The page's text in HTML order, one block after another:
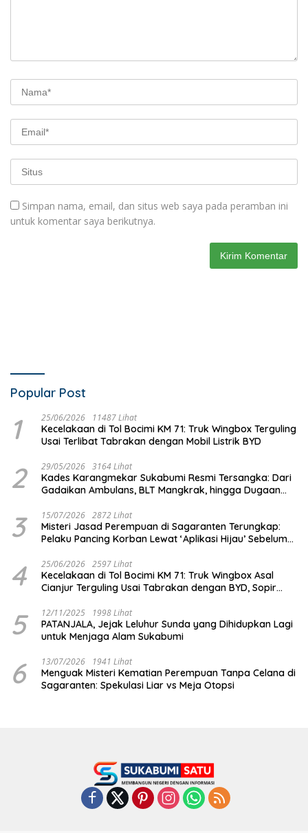
Simpan nama, email, dan situs web saya pada peramban ini
untuk komentar saya berikutnya.
Popular Post
1 25/06/2026 11487 Lihat
Kecelakaan di Tol Bocimi KM 71: Truk Wingbox Terguling
Usai Terlibat Tabrakan dengan Mobil Listrik BYD
2 29/05/2026 3164 Lihat
Kades Karangmekar Sukabumi Resmi Tersangka: Dari
Gadaikan Ambulans, BLT Mangkrak, hingga Dugaan
3 15/07/2026 2872 Lihat
Misteri Jasad Perempuan di Sagaranten Terungkap:
Pelaku Pancing Korban Lewat ‘Aplikasi Hijau’ Sebelum
4 25/06/2026 2597 Lihat
Kecelakaan di Tol Bocimi KM 71: Truk Wingbox Asal
Cianjur Terguling Usai Tabrakan dengan BYD, Sopir
5 12/11/2025 1998 Lihat
PATANJALA, Jejak Leluhur Sunda yang Dihidupkan Lagi
untuk Menjaga Alam Sukabumi
6 13/07/2026 1941 Lihat
Menguak Misteri Kematian Perempuan Tanpa Celana di
Sagaranten: Spekulasi Liar vs Meja Otopsi